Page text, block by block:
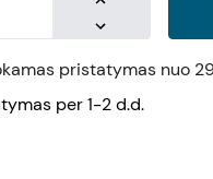
pristatymas nuo
per 1-2 d.d.